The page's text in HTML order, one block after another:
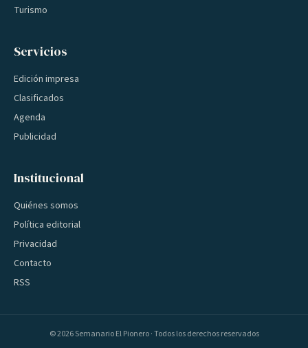
Turismo
Servicios
Edición impresa
Clasificados
Agenda
Publicidad
Institucional
Quiénes somos
Política editorial
Privacidad
Contacto
RSS
©2026Semanario El Pionero · Todos los derechos reservados